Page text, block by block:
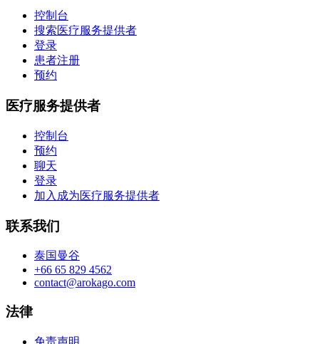
控制台
搜索医疗服务提供者
登录
患者注册
预约
医疗服务提供者
控制台
预约
聊天
登录
加入成为医疗服务提供者
联系我们
泰国曼谷
+66 65 829 4562
contact@arokago.com
法律
免责声明